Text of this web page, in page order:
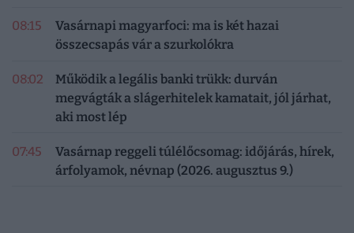
08:15
Vasárnapi magyarfoci: ma is két hazai
összecsapás vár a szurkolókra
08:02
Működik a legális banki trükk: durván
megvágták a slágerhitelek kamatait, jól járhat,
aki most lép
07:45
Vasárnap reggeli túlélőcsomag: időjárás, hírek,
árfolyamok, névnap (2026. augusztus 9.)